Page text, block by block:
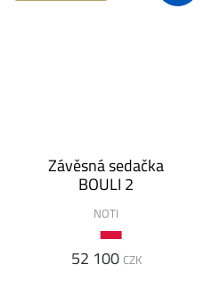
Závěsná sedačka
BOULI 2
NOTI
52 100 CZK